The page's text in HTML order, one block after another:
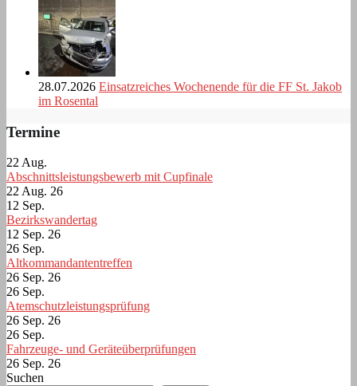
28.07.2026 Einsatzreiches Wochenende für die FF St. Jakob
im Rosental
Termine
22 Aug.
Abschnittsleistungsbewerb mit Cupfinale
22 Aug. 26
12 Sep.
Bezirkswandertag
12 Sep. 26
26 Sep.
Altkommandantentreffen
26 Sep. 26
26 Sep.
Atemschutzleistungsprüfung
26 Sep. 26
26 Sep.
Fahrzeuge- und Geräteüberprüfungen
26 Sep. 26
Suchen